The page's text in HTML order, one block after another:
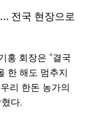
... 전국 현장으로
홍 회장은 "결국
한 해도 멈추지
리 한돈 농가의
혔다.